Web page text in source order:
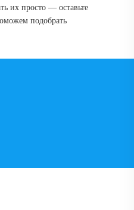
их просто — оставьте
подобрать